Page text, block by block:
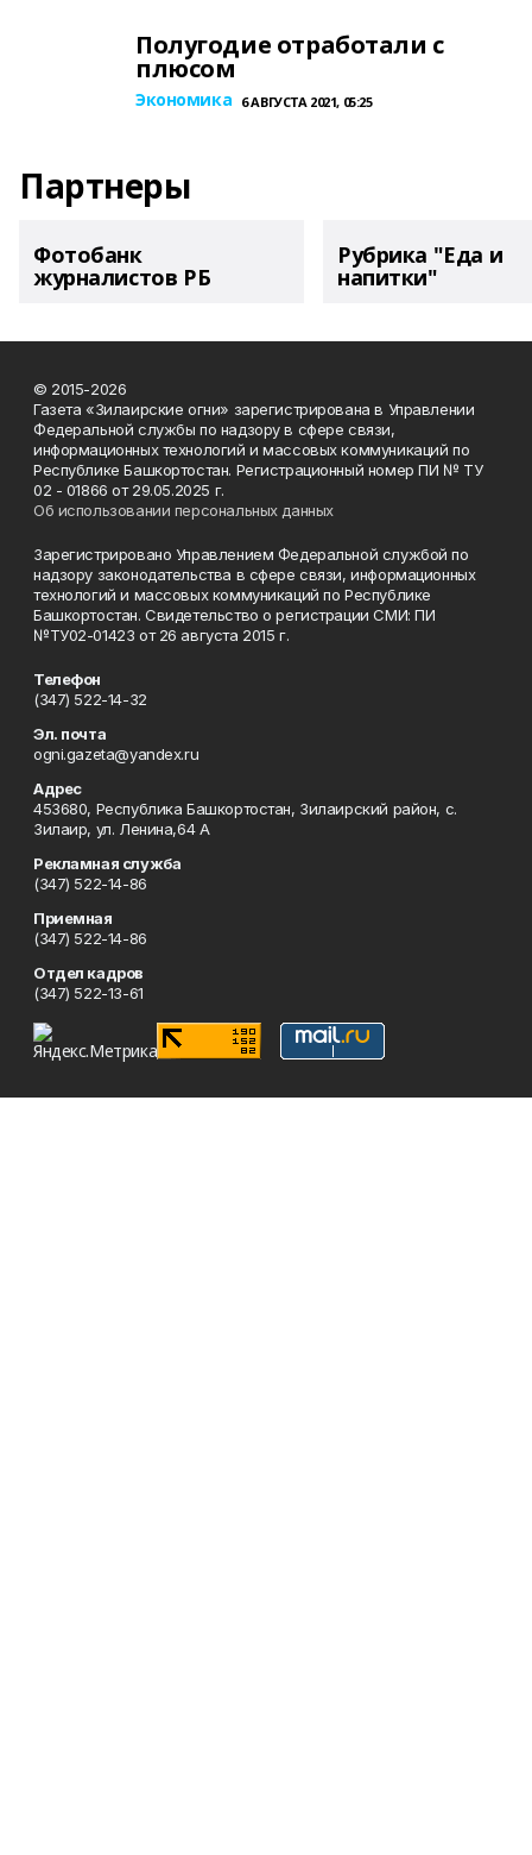
Полугодие отработали с
плюсом
Экономика 6 АВГУСТА 2021, 05:25
Партнеры
Фотобанк
журналистов РБ
Рубрика "Еда и
напитки"
© 2015-2026
Газета «Зилаирские огни» зарегистрирована в Управлении
Федеральной службы по надзору в сфере связи,
информационных технологий и массовых коммуникаций по
Республике Башкортостан. Регистрационный номер ПИ № ТУ
02 - 01866 от 29.05.2025 г.
Об использовании персональных данных
Зарегистрировано Управлением Федеральной службой по
надзору законодательства в сфере связи, информационных
технологий и массовых коммуникаций по Республике
Башкортостан. Свидетельство о регистрации СМИ: ПИ
№ТУ02-01423 от 26 августа 2015 г.
Телефон
(347) 522-14-32
Эл. почта
ogni.gazeta@yandex.ru
Адрес
453680, Республика Башкортостан, Зилаирский район, с.
Зилаир, ул. Ленина,64 А
Рекламная служба
(347) 522-14-86
Приемная
(347) 522-14-86
Отдел кадров
(347) 522-13-61